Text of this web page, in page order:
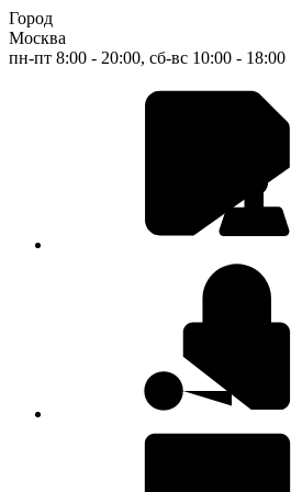
Город
Москва
пн-пт 8:00 - 20:00, сб-вс 10:00 - 18:00